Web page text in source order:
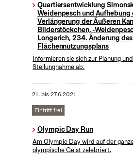
Quartiersentwicklung
Weidenpesch und Aufhebung
Verlängerung der Äußeren
Bilderstöckchen, -
Longerich, 234. Änderung des
Flächennutzungsplans
Informieren sie sich zur Planung
Stellungnahme ab.
21. bis27.6.2021
Eintritt frei
Olympic Day Run
Am Olympic Day wird auf der
olympische Geist zelebriert.